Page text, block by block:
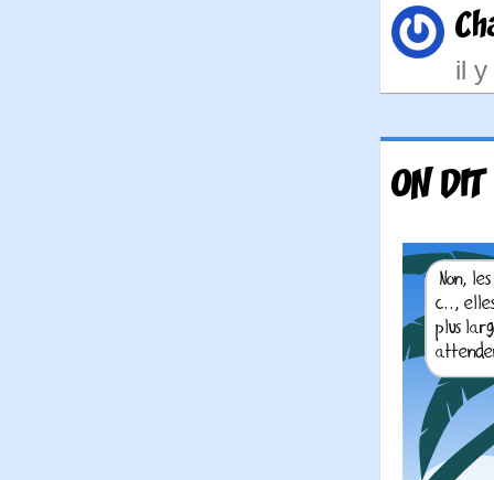
il
ON DIT